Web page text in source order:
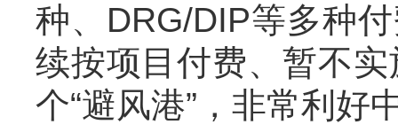
种、DRG/DIP等多种
续按项目付费、暂不
个“避风港”，非常利好